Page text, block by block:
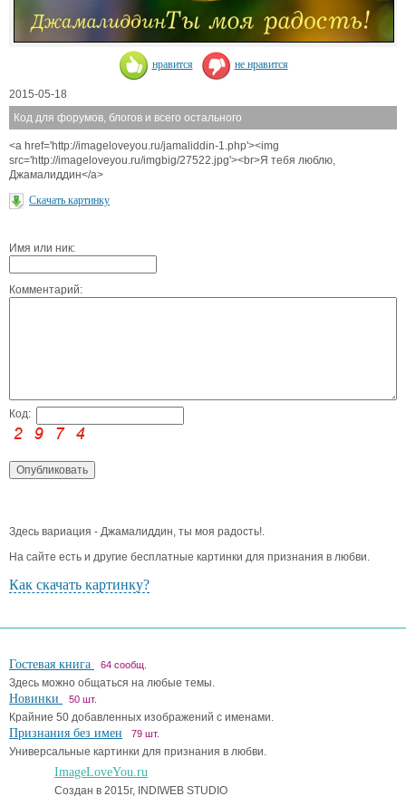
нравится не нравится
2015-05-18
Код для форумов, блогов и всего остального
<a href='http://imageloveyou.ru/jamaliddin-1.php'><img
src='http://imageloveyou.ru/imgbig/27522.jpg'><br>Я тебя люблю,
Джамалиддин</a>
Скачать картинку
Имя или ник:
Комментарий:
Код:
Здесь вариация - Джамалиддин, ты моя радость!.
На сайте есть и другие бесплатные картинки для признания в любви.
Как скачать картинку?
Гостевая книга 64 сообщ.
Здесь можно общаться на любые темы.
Новинки 50 шт.
Крайние 50 добавленных изображений с именами.
Признания без имен 79 шт.
Универсальные картинки для признания в любви.
ImageLoveYou.ru
Создан в 2015г, INDIWEB STUDIO